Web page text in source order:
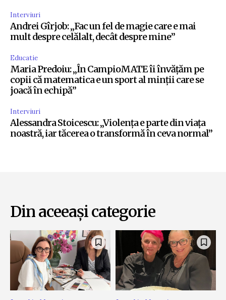
Interviuri
Andrei Gîrjob: „Fac un fel de magie care e mai
mult despre celălalt, decât despre mine”
Educatie
Maria Predoiu: „În CampioMATE îi învățăm pe
copii că matematica e un sport al minții care se
joacă în echipă”
Interviuri
Alessandra Stoicescu: „Violența e parte din viața
noastră, iar tăcerea o transformă în ceva normal”
Din aceeași categorie